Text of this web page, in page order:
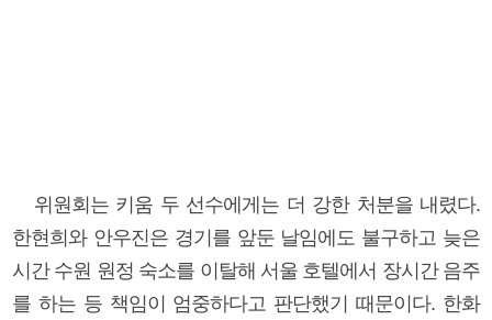
위원회는 키움 두 선수에게는 더 강한 처분을 내렸다.
한현희와 안우진은 경기를 앞둔 날임에도 불구하고 늦은
시간 수원 원정 숙소를 이탈해 서울 호텔에서 장시간 음주
를 하는 등 책임이 엄중하다고 판단했기 때문이다. 한화